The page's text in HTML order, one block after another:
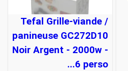
Tefal Grille-viande /
panineuse GC272D10
Noir Argent - 2000w -
6 perso...